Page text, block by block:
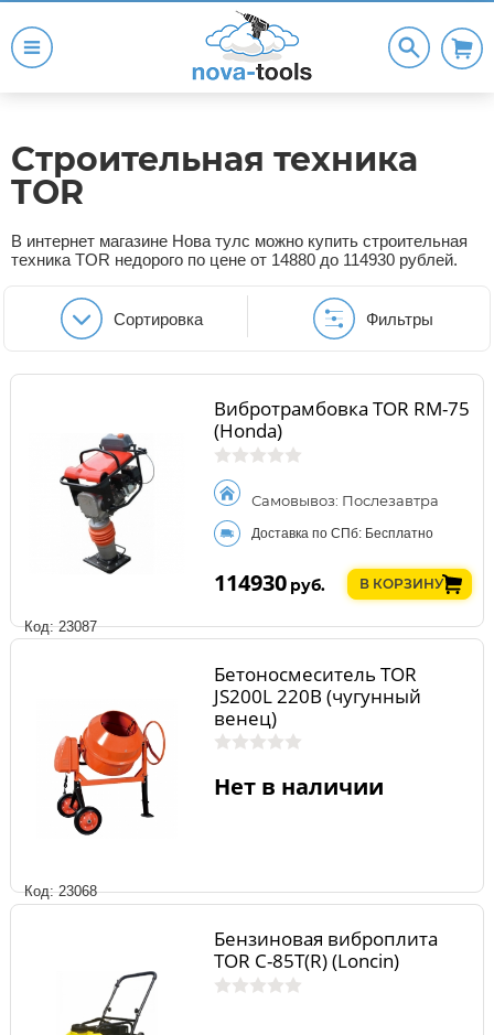
Строительная техника
TOR
В интернет магазине Нова тулс можно купить строительная
техника TOR недорого по цене от 14880 до 114930 рублей.
Сортировка Фильтры
Код: 23087
Вибротрамбовка TOR RM-75
(Honda)
Самовывоз: Послезавтра
Доставка по СПб: Бесплатно
114930 руб. В КОРЗИНУ
Код: 23068
Бетоносмеситель TOR
JS200L 220В (чугунный
венец)
Нет в наличии
Бензиновая виброплита
TOR C-85T(R) (Loncin)